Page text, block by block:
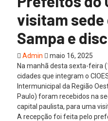
visitam sede
Sampa e
Admin
maio 16, 2025
Na manhã desta sexta-feira
cidades que integram o
Intermunicipal da Região
Paulo) foram recebidos na
capital paulista, para uma
A recepção foi feita pelo